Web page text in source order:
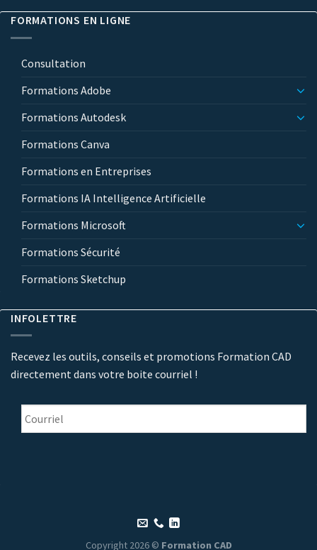
FORMATIONS EN LIGNE
Consultation
Formations Adobe
Formations Autodesk
Formations Canva
Formations en Entreprises
Formations IA Intelligence Artificielle
Formations Microsoft
Formations Sécurité
Formations Sketchup
INFOLETTRE
Recevez les outils, conseils et promotions Formation CAD
directement dans votre boite courriel !
Courriel *
Copyright 2026 © Formation CAD